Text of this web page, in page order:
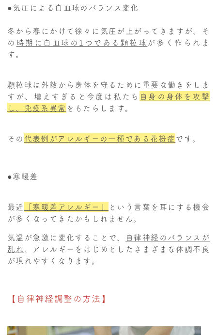
●気圧による白血球のバランス変化
冬から春にかけて徐々に気圧が上がってきますが、そ
の 時期に白血球の1つである顆粒球 が多く作られま
す。
顆粒球は外敵から身体を守るために重要な働きをしま
すが、増えすぎると今度は私たち 自身の身体を攻撃
し、免疫系異常 をもたらします。
その 代表例がアレルギーの一種である花粉症です。
●寒暖差
最近 「寒暖差アレルギー」
という言葉を耳にする機会
が多くなってきたかもしれません。
気温が急激に変化することで、
自律神経のバランスが
乱れ、アレルギーをはじめとしたさまざまな体調不良
が現れやすくなります。
【自律神経調整の方法】